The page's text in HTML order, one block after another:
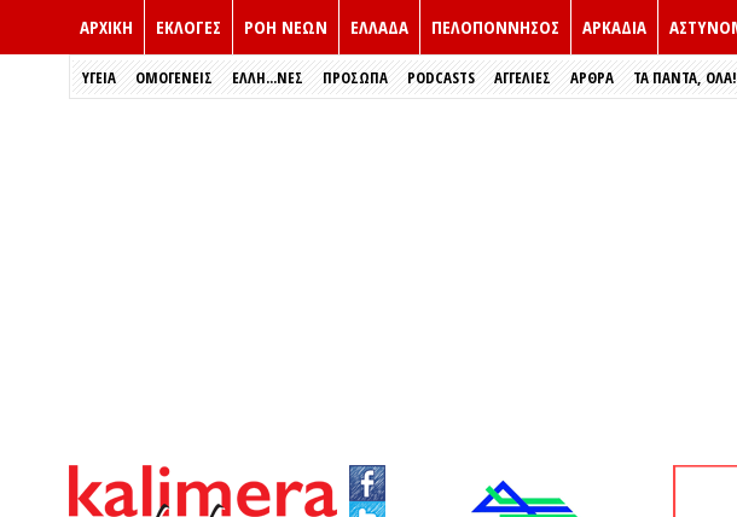
ΑΡΧΙΚΗ ΕΚΛΟΓΈΣ ΡΟΗ ΝΕΩΝ ΕΛΛΑΔΑ ΠΕΛΟΠΟΝΝΗΣΟΣ ΑΡΚΑΔΙΑ
ΥΓΕΙΑ ΟΜΟΓΕΝΕΙΣ ΈΛΛΗ...ΝΕΣ ΠΡΌΣΩΠΑ PODCASTS ΑΓΓΕΛΙΕΣ ΑΡΘΡΑ ΤΑ ΠΑΝΤΑ, ΟΛΑ!